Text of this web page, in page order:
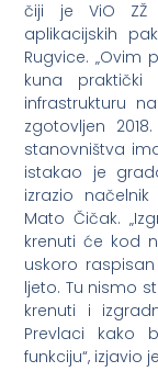
čiji je ViO ZŽ
aplikacijskih
Rugvice. „Ovim
kuna praktički
infrastrukturu
zgotovljen
stanovništva
istakao je
izrazio
Mato Čičak.
krenuti će kod
uskoro
ljeto. Tu nismo
krenuti i
Prevlaci kako
funkciju“, izjavio